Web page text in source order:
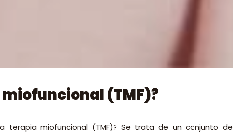
miofuncional (TMF)?
terapia miofuncional (TMF)? Se trata de un conjunto de